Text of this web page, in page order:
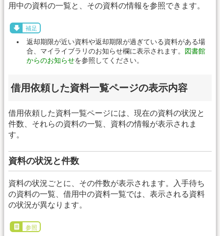
用中の資料の一覧と、その資料の情報を参照できます。
補足
返却期限が近い資料や返却期限が過ぎている資料がある場
合、マイライブラリのお知らせ欄に表示されます。 図書館
からのお知らせを参照してください。
借用依頼した資料一覧ページの表示内容
借用依頼した資料一覧ページには、現在の資料の状況と
件数、それらの資料の一覧、資料の情報が表示されま
す。
資料の状況と件数
資料の状況ごとに、その件数が表示されます。入手待ち
の資料の一覧、借用中の資料一覧では、表示される資料
の状況が異なります。
参照